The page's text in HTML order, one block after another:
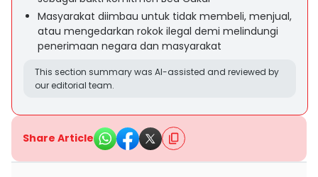
Masyarakat diimbau untuk tidak membeli, menjual,
atau mengedarkan rokok ilegal demi melindungi
penerimaan negara dan masyarakat
This section summary was AI-assisted and reviewed by
our editorial team.
Share Article